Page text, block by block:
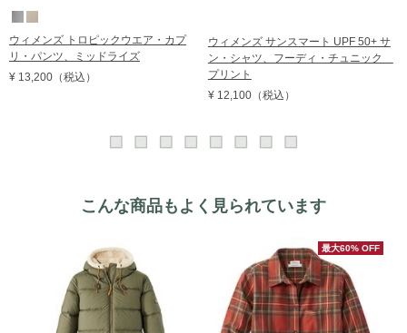
ウィメンズ トロピックウエア・カプ
リ・パンツ、ミッドライズ
¥ 13,200 （税込）
ウィメンズ サンスマート UPF 50+ サ
ン・シャツ、フーディ・チュニック
プリント
¥ 12,100（税込）
こんな商品もよく見られています
最大60% OFF